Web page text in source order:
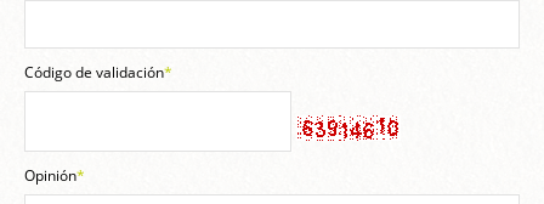
Código de validación*
Opinión*